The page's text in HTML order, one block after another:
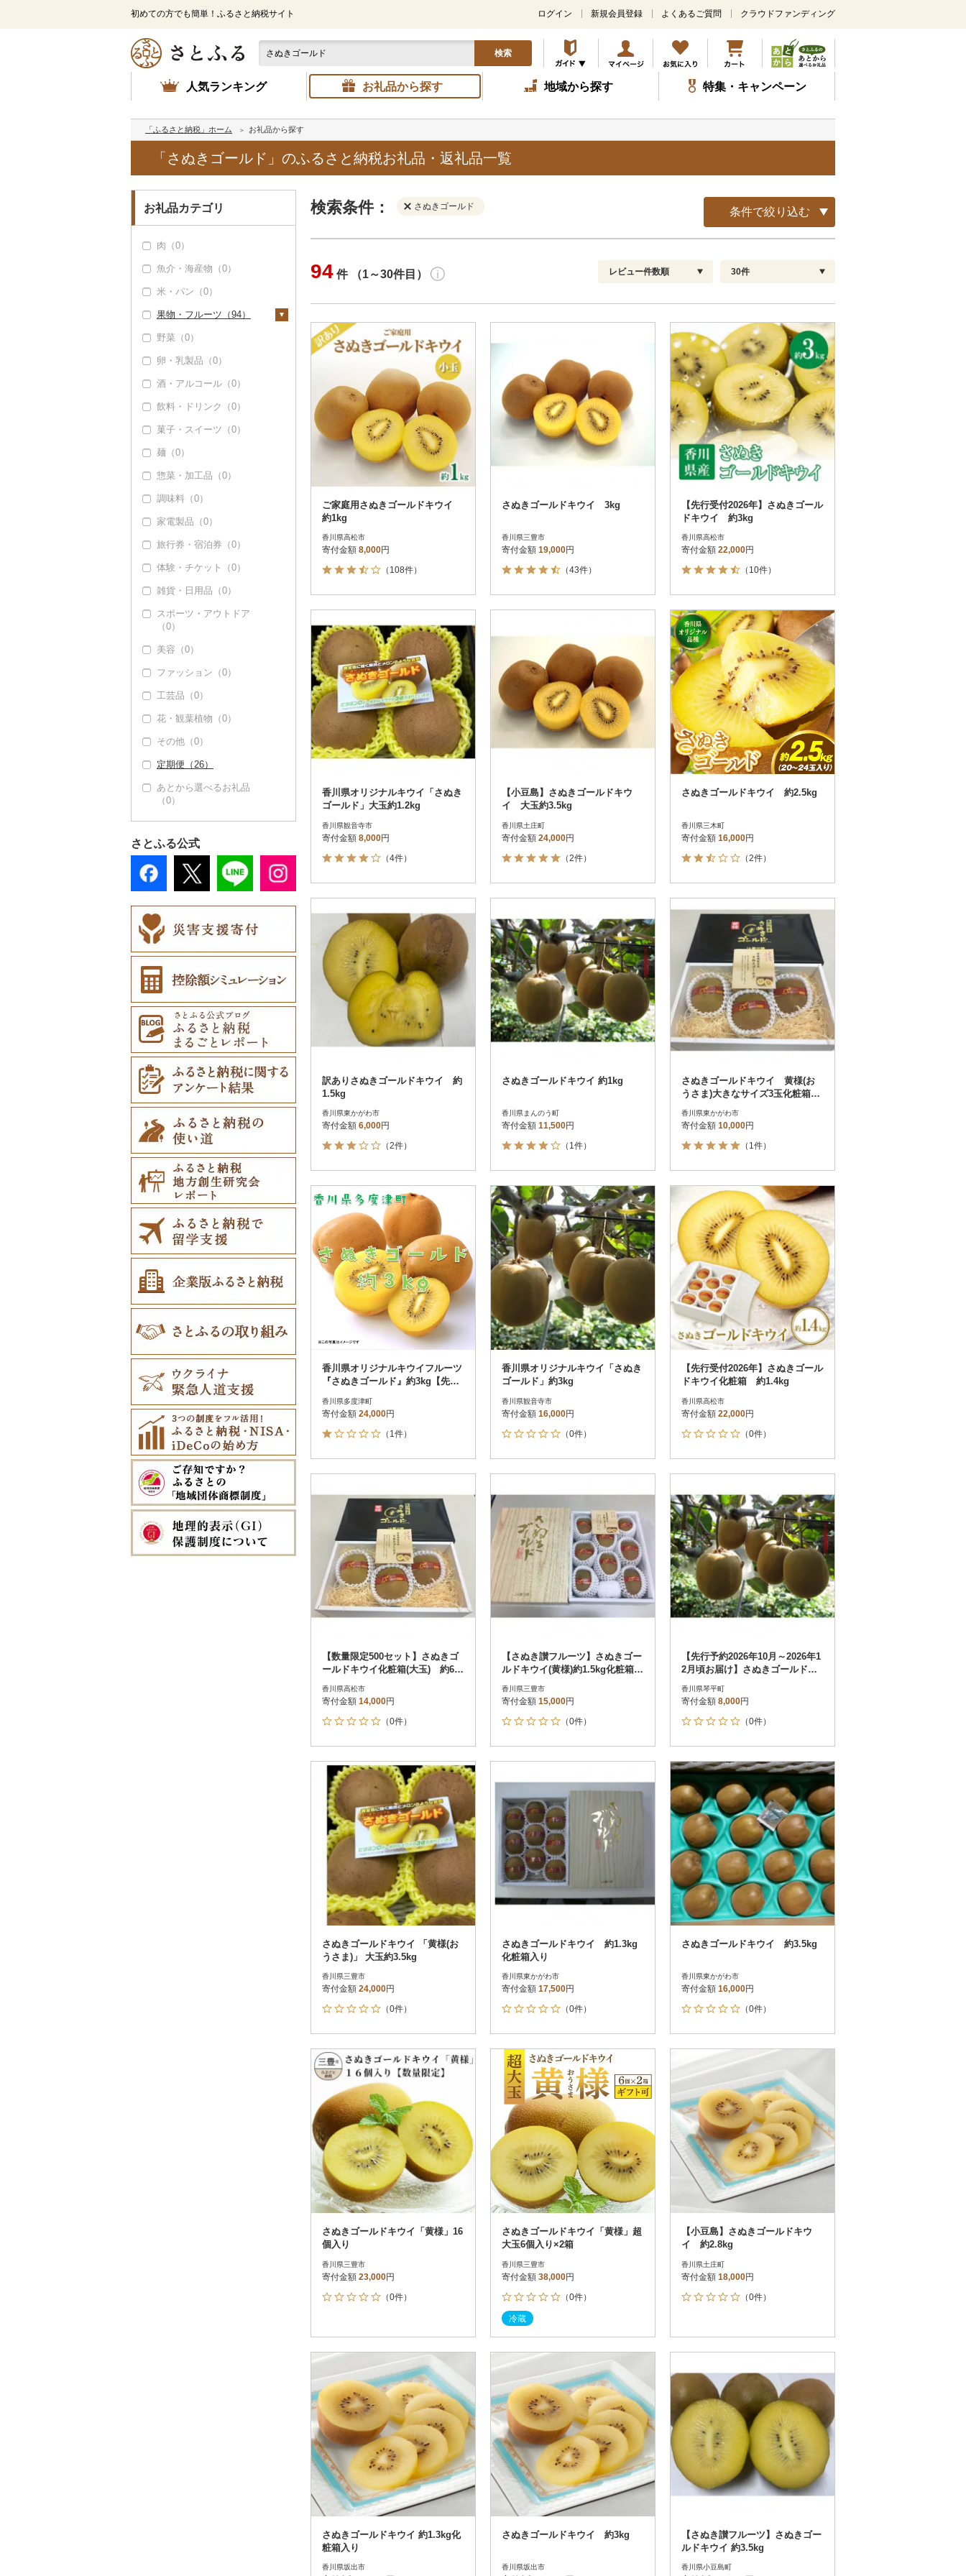
初めての方でも簡単！ふるさと納税サイト
メ
ン
コ
ン
テ
ツ
ッ
ログイン 新規会員登録 よくあるご質問 クラウドファンディング
検索
人気ランキング お礼品から探す 地域から探す 特集・キャンペーン
「ふるさと納税」ホーム お礼品から探す
「さぬきゴールド」のふるさと納税お礼品・返礼品一覧
お礼品カテゴリ
肉（0）
魚介・海産物（0）
米・パン（0）
果物・フルーツ（94）
ぶどう・マスカット
（17）
その他ぶどう・マスカ
ット（0）
3）
ドライフルーツ（0）
その他果物（2）
びわ（0）
ブルーベリー（0）
パイナップル（0）
栗（0）
その他果物（2）
野菜（0）
卵・乳製品（0）
酒・アルコール（0）
飲料・ドリンク（0）
菓子・スイーツ（0）
麺（0）
惣菜・加工品（0）
調味料（0）
家電製品（0）
旅行券・宿泊券（0）
体験・チケット（0）
雑貨・日用品（0）
スポーツ・アウトドア
（0）
美容（0）
ファッション（0）
工芸品（0）
花・観葉植物（0）
その他（0）
定期便（26）
あとから選べるお礼品
（0）
さとふる公式
検索条件： さぬきゴールド 条件で絞り込む
解除
PayPay
クレジットカード決済
Amazon Pay
楽天ペイ
メルペイ
コンビニ支払い
ソフトバンクまとめて支払い
d払い
金融機関(Pay-easy決済)
解除
発送種別 解除
通常
冷蔵便
冷凍便
配送指定 解除
お届け日時指定可
お届け時間帯指定可
発送される月指定可
その他 解除
さとふる限定のお礼品
定期便
さとふるアプリdeワンストップ申請
対象
結果を見る（
94 件 （1～30件目） レビュー件数順
新着順
寄付金額が高い順
寄付金額が低い順
30件
60
90
120
ご家庭用さぬきゴールドキウイ
約1kg
香川県高松市
寄付金額 8,000円
（108件）
さぬきゴールドキウイ 3kg
香川県三豊市
寄付金額 19,000円
（43件）
【先行受付2026年】さぬきゴール
ドキウイ 約3kg
香川県高松市
寄付金額 22,000円
（10件）
香川県オリジナルキウイ「さぬき
ゴールド」大玉約1.2kg
香川県観音寺市
寄付金額 8,000円
（4件）
【小豆島】さぬきゴールドキウ
イ 大玉約3.5kg
香川県土庄町
寄付金額 24,000円
（2件）
さぬきゴールドキウイ 約2.5kg
香川県三木町
寄付金額 16,000円
（2件）
訳ありさぬきゴールドキウイ 約
1.5kg
香川県東かがわ市
寄付金額 6,000円
（2件）
さぬきゴールドキウイ 約1kg
香川県まんのう町
寄付金額 11,500円
（1件）
さぬきゴールドキウイ 黄様(お
うさま)大きなサイズ3玉化粧箱入
香川県東かがわ市
寄付金額 10,000円
（1件）
香川県オリジナルキウイフルーツ
『さぬきゴールド』約3kg【先行
香川県多度津町
寄付金額 24,000円
（1件）
香川県オリジナルキウイ「さぬき
ゴールド」約3kg
香川県観音寺市
寄付金額 16,000円
（0件）
【先行受付2026年】さぬきゴール
ドキウイ化粧箱 約1.4kg
香川県高松市
寄付金額 22,000円
（0件）
【数量限定500セット】さぬきゴ
ールドキウイ化粧箱(大玉) 約600
香川県高松市
寄付金額 14,000円
（0件）
【さぬき讃フルーツ】さぬきゴー
ルドキウイ(黄様)約1.5kg化粧箱入
香川県三豊市
寄付金額 15,000円
（0件）
【先行予約2026年10月～2026年1
2月頃お届け】さぬきゴールドキ
香川県琴平町
寄付金額 8,000円
（0件）
さぬきゴールドキウイ 「黄様(お
うさま)」 大玉約3.5kg
香川県三豊市
寄付金額 24,000円
（0件）
さぬきゴールドキウイ 約1.3kg
化粧箱入り
香川県東かがわ市
寄付金額 17,500円
（0件）
さぬきゴールドキウイ 約3.5kg
香川県東かがわ市
寄付金額 16,000円
（0件）
さぬきゴールドキウイ「黄様」16
個入り
香川県三豊市
寄付金額 23,000円
（0件）
さぬきゴールドキウイ「黄様」超
大玉6個入り×2箱
香川県三豊市
寄付金額 38,000円
（0件）
冷蔵
【小豆島】さぬきゴールドキウ
イ 約2.8kg
香川県土庄町
寄付金額 18,000円
（0件）
さぬきゴールドキウイ 約1.3kg化
粧箱入り
香川県坂出市
さぬきゴールドキウイ 約3kg
香川県坂出市
【さぬき讃フルーツ】さぬきゴー
ルドキウイ 約3.5kg
香川県小豆島町